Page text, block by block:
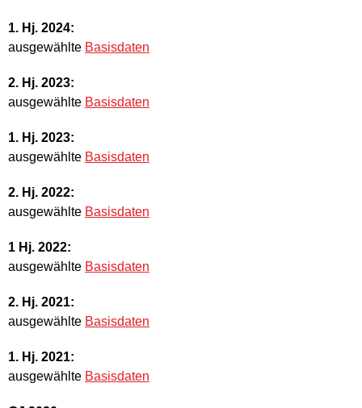
1. Hj. 2024:
ausgewählte Basisdaten
2. Hj. 2023:
ausgewählte Basisdaten
1. Hj. 2023:
ausgewählte Basisdaten
2. Hj. 2022:
ausgewählte Basisdaten
1 Hj. 2022:
ausgewählte Basisdaten
2. Hj. 2021:
ausgewählte Basisdaten
1. Hj. 2021:
ausgewählte Basisdaten